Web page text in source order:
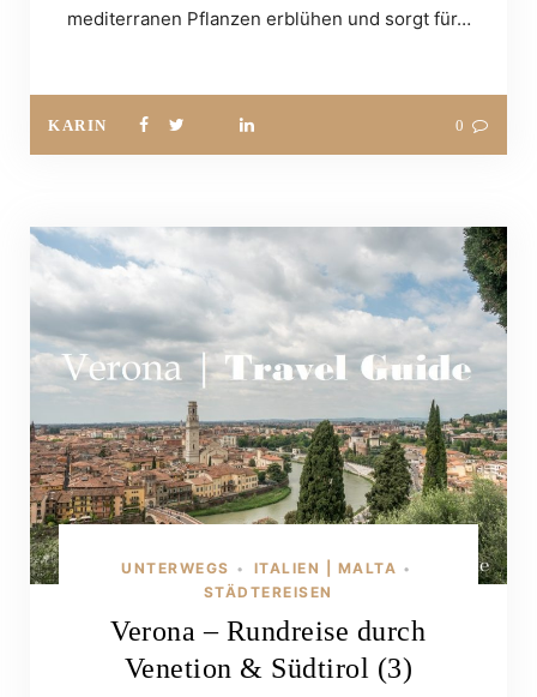
mediterranen Pflanzen erblühen und sorgt für…
KARIN 0
UNTERWEGS • ITALIEN | MALTA •
STÄDTEREISEN
Verona – Rundreise durch
Venetion & Südtirol (3)